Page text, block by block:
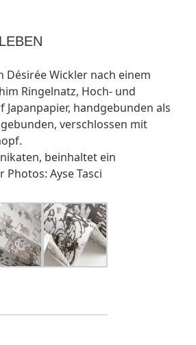
Désirée Wickler nach einem
Ringelnatz, Hoch- und
Japanpapier, handgebunden als
verschlossen mit
beinhaltet ein
Ayse Tasci